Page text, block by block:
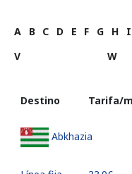
A B C D E F G H I
V
W
Destino Tarifa/
Abkhazia